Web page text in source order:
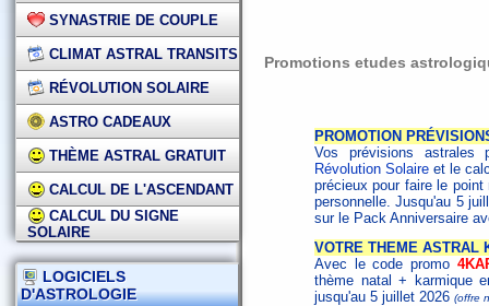
SYNASTRIE DE COUPLE
CLIMAT ASTRAL TRANSITS
RÉVOLUTION SOLAIRE
ASTRO CADEAUX
THÈME ASTRAL GRATUIT
CALCUL DE L'ASCENDANT
CALCUL DU SIGNE
SOLAIRE
LOGICIELS
D'ASTROLOGIE
Promotions etudes
PROMOTION
Vos prévisions astrales
Révolution Solaire et le
précieux pour faire le
personnelle. Jusqu'au 5
sur le Pack Anniversaire
VOTRE THEME ASTRAL
Avec le code promo
thème natal + karmique
jusqu'au 5 juillet 2026 (offre